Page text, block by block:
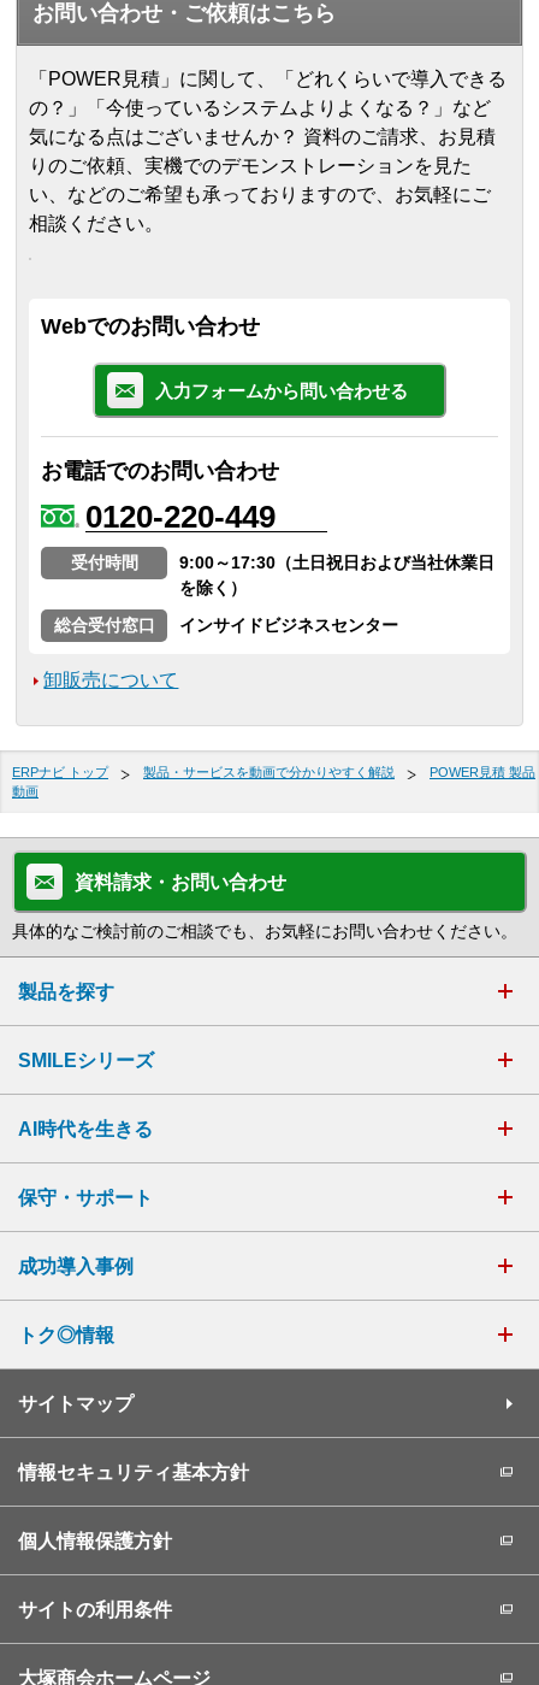
お問い合わせ・ご依頼はこちら
「POWER見積」に関して、「どれくらいで導入できる
の？」「今使っているシステムよりよくなる？」など
気になる点はございませんか？ 資料のご請求、お見積
りのご依頼、実機でのデモンストレーションを見た
い、などのご希望も承っておりますので、お気軽にご
相談ください。
Webでのお問い合わせ
入力フォームから問い合わせる
お電話でのお問い合わせ
0120-220-449
受付時間
9:00～17:30（土日祝日および当社休業日
を除く）
総合受付窓口
インサイドビジネスセンター
卸販売について
ERPナビ トップ 製品・サービスを動画で分かりやすく解説
POWER見積 製品
動画
資料請求・お問い合わせ
具体的なご検討前のご相談でも、お気軽にお問い合わせください。
製品を探す
SMILEシリーズ
AI時代を生きる
保守・サポート
成功導入事例
トク◎情報
サイトマップ
情報セキュリティ基本方針
個人情報保護方針
サイトの利用条件
大塚商会ホームページ